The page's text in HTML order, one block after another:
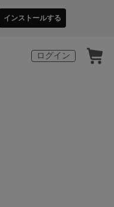
インストールする
ログイン